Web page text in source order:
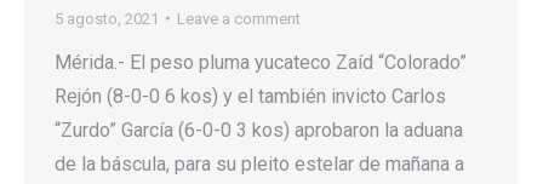
5 agosto, 2021 Leave a comment
Mérida.- El peso pluma yucateco Zaíd “Colorado”
Rejón (8-0-0 6 kos) y el también invicto Carlos
“Zurdo” García (6-0-0 3 kos) aprobaron la aduana
de la báscula, para su pleito estelar de mañana a